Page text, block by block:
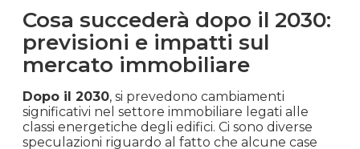
di un minore consumo energetico e di ridurre i
costi di gestione a lungo termine.
Investire in miglioramenti energetici può essere
un’ottima strategia per aumentare il valore del
mercato e attrarre un numero maggiore di
potenziali acquirenti.